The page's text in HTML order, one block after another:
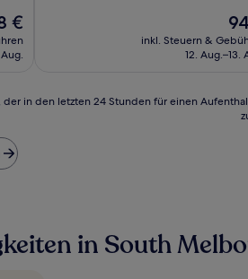
€
Der
inkl. Steuern &
12. Aug.–13.
in den letzten 24 Stunden für einen
in South